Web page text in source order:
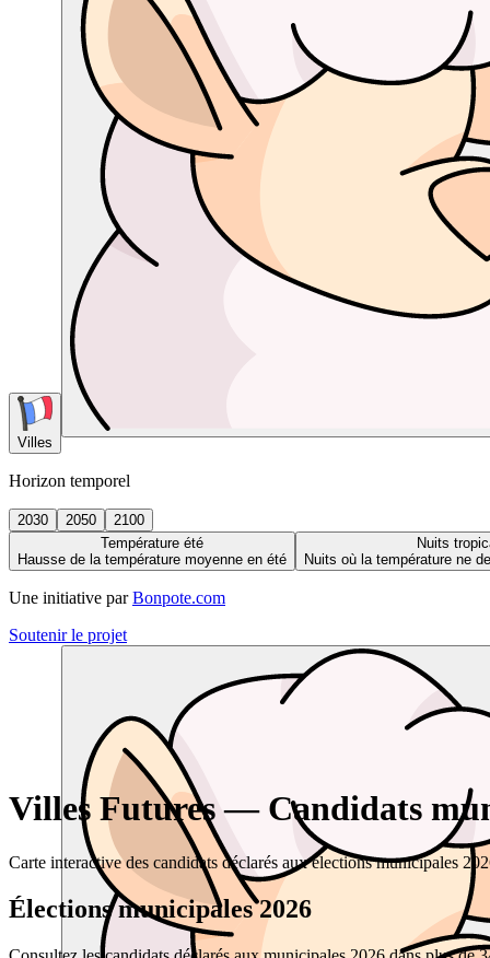
Villes
Horizon temporel
2030 2050
2100
Température été
Hausse de la température moyenne en été
Nuits
Nuits où la température ne
Une initiative par Bonpote.com
Soutenir le projet
Villes Futures — Candidats
Carte interactive des candidats déclarés aux élections municipales
Élections municipales 2026